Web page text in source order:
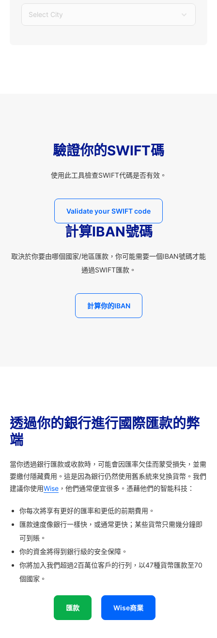
Select City
驗證你的SWIFT碼
使用此工具檢查SWIFT代碼是否有效。
Validate your SWIFT code
計算IBAN號碼
取決於你要由哪個國家/地區匯款，你可能需要一個IBAN號碼才能
通過SWIFT匯款。
計算你的IBAN
透過你的銀行進行國際匯款的弊
端
當你透過銀行匯款或收款時，可能會因匯率欠佳而蒙受損失，並需
要繳付隱藏費用。這是因為銀行仍然使用舊系統來兌換貨幣。我們
建議你使用Wise ，他們通常便宜很多。憑藉他們的智能科技：
你每次將享有更好的匯率和更低的前期費用。
匯款速度像銀行一樣快，或通常更快；某些貨幣只需幾分鐘即
可到賬。
你的資金將得到銀行級的安全保障。
你將加入我們超過2百萬位客戶的行列，以47種貨幣匯款至70
個國家。
匯款 Wise商業